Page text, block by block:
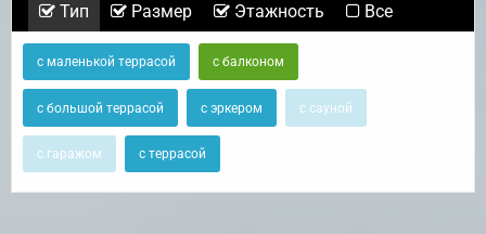
Тип Размер Этажность Все
с маленькой террасой с балконом
с большой террасой с эркером с сауной
с гаражом с террасой